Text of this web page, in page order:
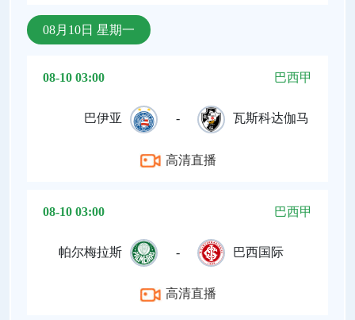
08月10日 星期一
08-10 03:00 巴西甲
巴伊亚 - 瓦斯科达伽马
高清直播
08-10 03:00 巴西甲
帕尔梅拉斯 - 巴西国际
高清直播